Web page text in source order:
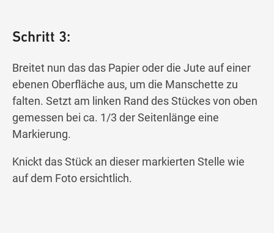
Schritt 3:
Breitet nun das das Papier oder die Jute auf einer
ebenen Oberfläche aus, um die Manschette zu
falten. Setzt am linken Rand des Stückes von oben
gemessen bei ca. 1/3 der Seitenlänge eine
Markierung.
Knickt das Stück an dieser markierten Stelle wie
auf dem Foto ersichtlich.